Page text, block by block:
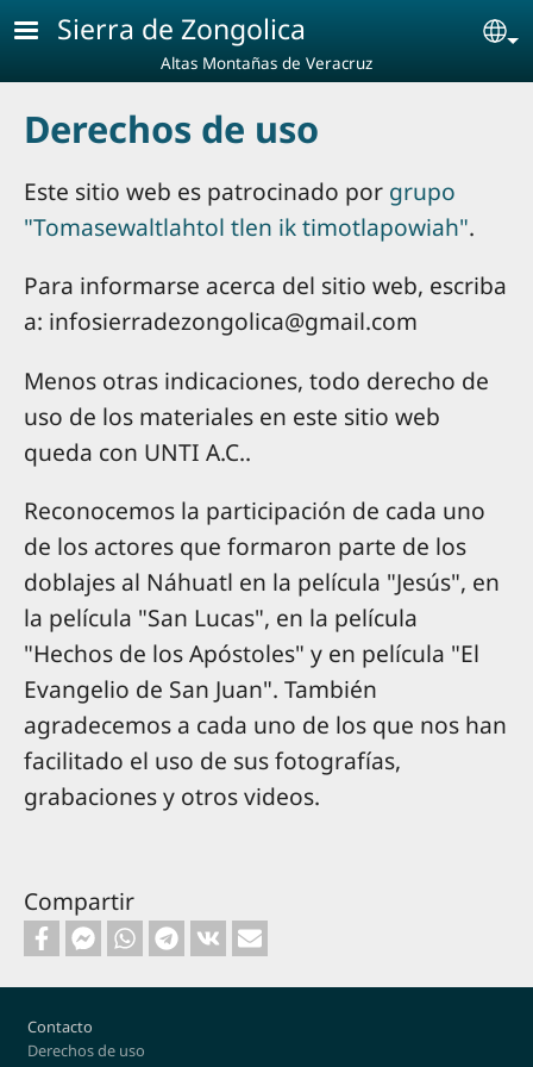
Pasar al contenido principal
Sierra de Zongolica
Altas Montañas de Veracruz
Derechos de uso
Este sitio web es patrocinado por grupo
"Tomasewaltlahtol tlen ik timotlapowiah".
Para informarse acerca del sitio web, escriba
a: infosierradezongolica@gmail.com
Menos otras indicaciones, todo derecho de
uso de los materiales en este sitio web
queda con UNTI A.C..
Reconocemos la participación de cada uno
de los actores que formaron parte de los
doblajes al Náhuatl en la película "Jesús", en
la película "San Lucas", en la película
"Hechos de los Apóstoles" y en película "El
Evangelio de San Juan". También
agradecemos a cada uno de los que nos han
facilitado el uso de sus fotografías,
grabaciones y otros videos.
Compartir
Footer
Contacto
Derechos de uso